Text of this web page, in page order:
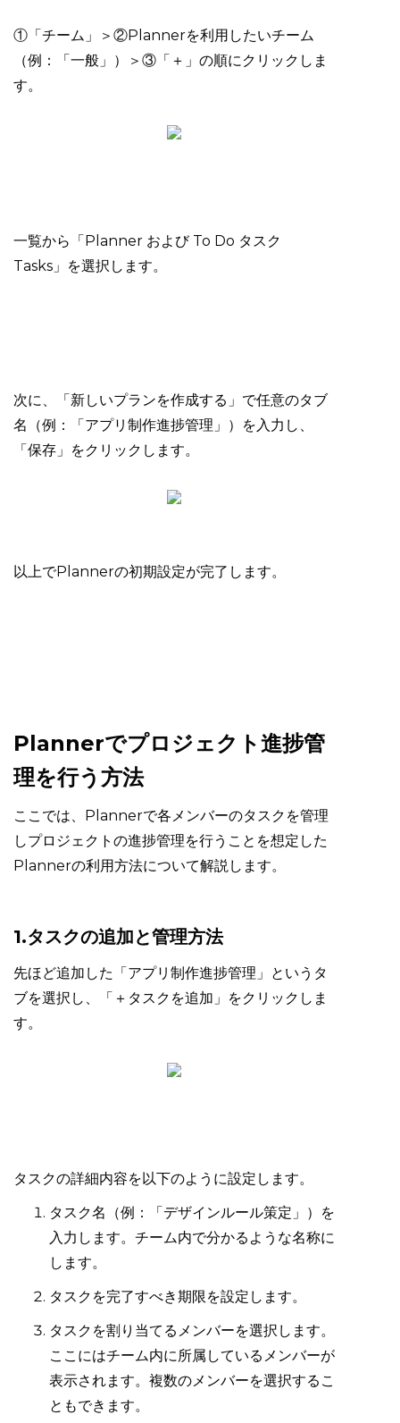
①「チーム」＞②Plannerを利用したいチーム
（例：「一般」）＞③「＋」の順にクリックしま
す。
一覧から「Planner および To Do タスク
Tasks」を選択します。
次に、「新しいプランを作成する」で任意のタブ
名（例：「アプリ制作進捗管理」）を入力し、
「保存」をクリックします。
以上でPlannerの初期設定が完了します。
Plannerでプロジェクト進捗管
理を行う方法
ここでは、Plannerで各メンバーのタスクを管理
しプロジェクトの進捗管理を行うことを想定した
Plannerの利用方法について解説します。
1.タスクの追加と管理方法
先ほど追加した「アプリ制作進捗管理」というタ
ブを選択し、「＋タスクを追加」をクリックしま
す。
タスクの詳細内容を以下のように設定します。
タスク名（例：「デザインルール策定」）を
入力します。チーム内で分かるような名称に
します。
タスクを完了すべき期限を設定します。
タスクを割り当てるメンバーを選択します。
ここにはチーム内に所属しているメンバーが
表示されます。複数のメンバーを選択するこ
ともできます。